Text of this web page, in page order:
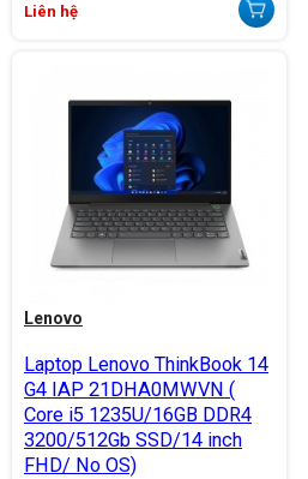
Liên hệ
Lenovo
Laptop Lenovo ThinkBook 14
G4 IAP 21DHA0MWVN (
Core i5 1235U/16GB DDR4
3200/512Gb SSD/14 inch
FHD/ No OS)